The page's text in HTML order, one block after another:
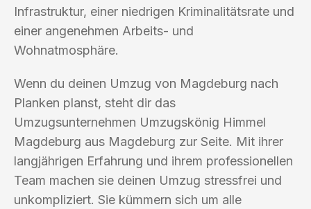
Infrastruktur, einer niedrigen Kriminalitätsrate und
einer angenehmen Arbeits- und
Wohnatmosphäre.
Wenn du deinen Umzug von Magdeburg nach
Planken planst, steht dir das
Umzugsunternehmen Umzugskönig Himmel
Magdeburg aus Magdeburg zur Seite. Mit ihrer
langjährigen Erfahrung und ihrem professionellen
Team machen sie deinen Umzug stressfrei und
unkompliziert. Sie kümmern sich um alle